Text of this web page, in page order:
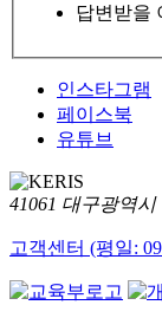
답변받을
인스타그램
페이스북
유튜브
41061 대구광역
고객센터 (평일: